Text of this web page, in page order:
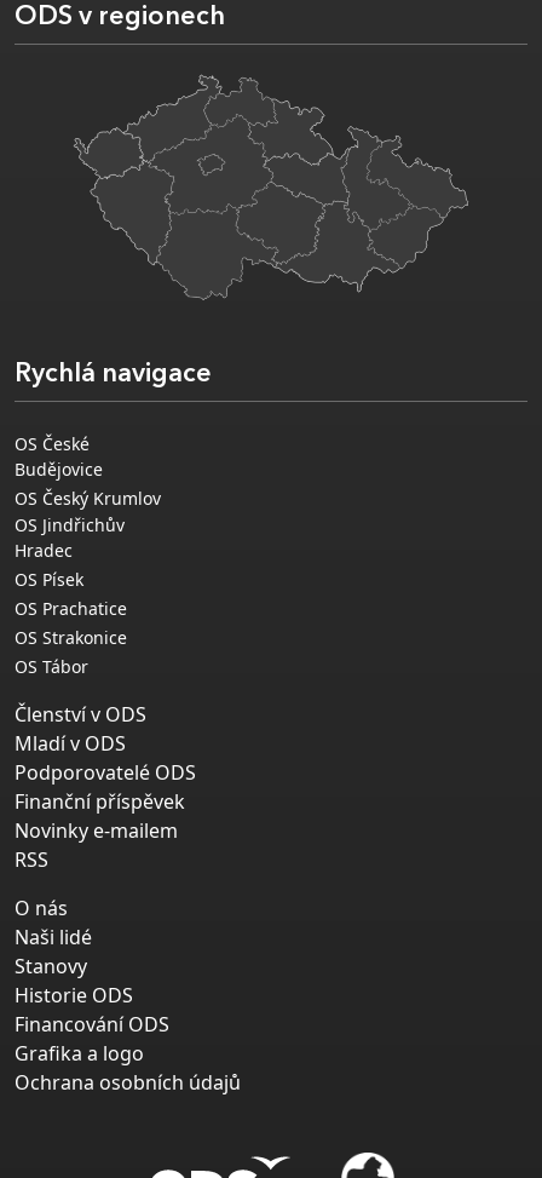
ODS v regionech
Rychlá navigace
OS České
Budějovice
OS Český Krumlov
OS Jindřichův
Hradec
OS Písek
OS Prachatice
OS Strakonice
OS Tábor
Členství v ODS
Mladí v ODS
Podporovatelé ODS
Finanční příspěvek
Novinky e-mailem
RSS
O nás
Naši lidé
Stanovy
Historie ODS
Financování ODS
Grafika a logo
Ochrana osobních údajů